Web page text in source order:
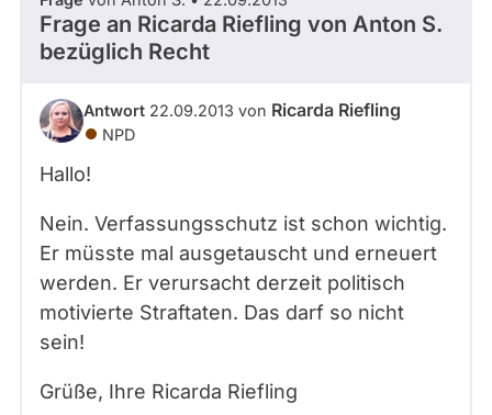
Frage an Ricarda Riefling von Anton S.
bezüglich Recht
Antwort 22.09.2013 von Ricarda Riefling
NPD
Hallo!
Nein. Verfassungsschutz ist schon wichtig.
Er müsste mal ausgetauscht und erneuert
werden. Er verursacht derzeit politisch
motivierte Straftaten. Das darf so nicht
sein!
Grüße, Ihre Ricarda Riefling